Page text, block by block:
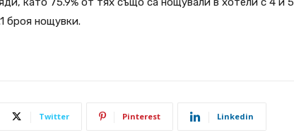
броя нощувки.
Twitter Pinterest Linkedin